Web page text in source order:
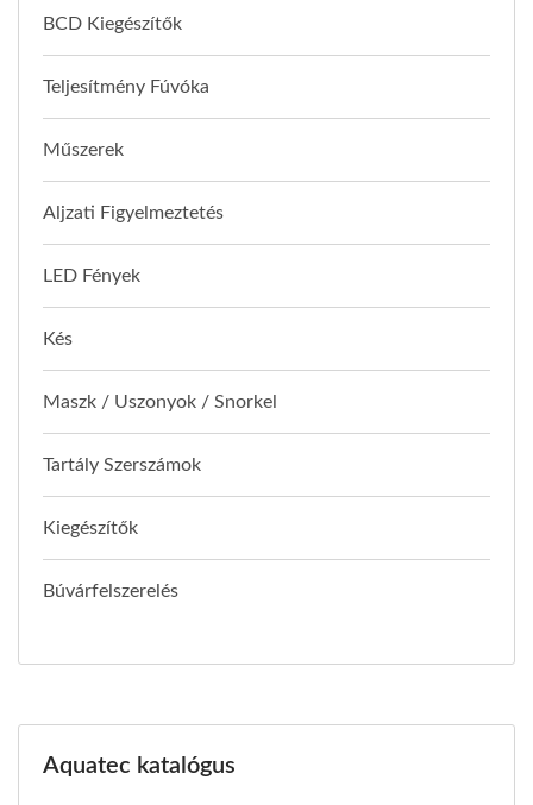
BCD Kiegészítők
Teljesítmény Fúvóka
Műszerek
Aljzati Figyelmeztetés
LED Fények
Kés
Maszk / Uszonyok / Snorkel
Tartály Szerszámok
Kiegészítők
Búvárfelszerelés
Aquatec katalógus